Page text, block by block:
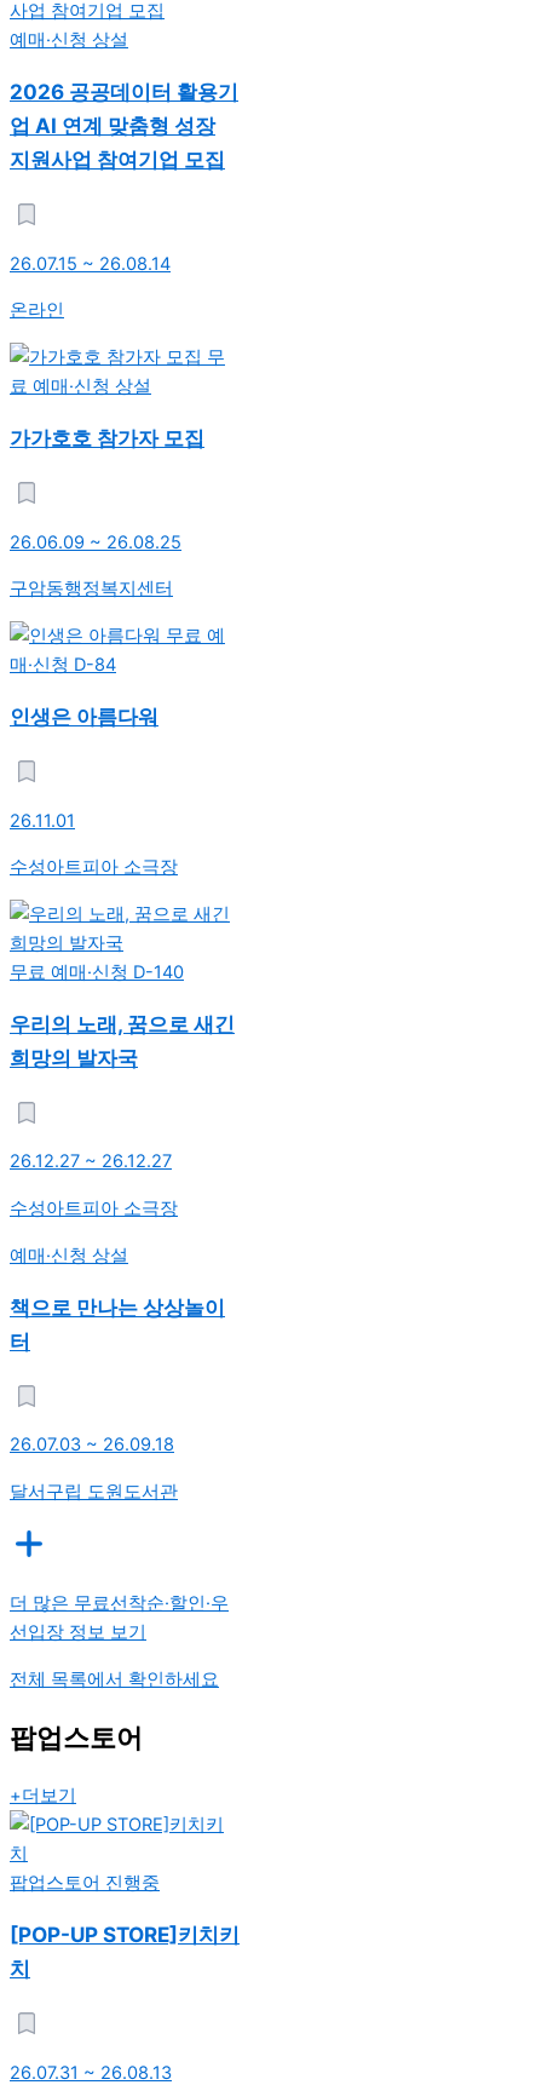
예매·신청 상설
2026 공공데이터 활용기
업 AI 연계 맞춤형 성장
지원사업 참여기업 모집
26.07.15 ~ 26.08.14
온라인
무
료 예매·신청 상설
가가호호 참가자 모집
26.06.09 ~ 26.08.25
구암동행정복지센터
무료 예
매·신청 D-84
인생은 아름다워
26.11.01
수성아트피아 소극장
무료 예매·신청 D-140
우리의 노래, 꿈으로 새긴
희망의 발자국
26.12.27 ~ 26.12.27
수성아트피아 소극장
예매·신청 상설
책으로 만나는 상상놀이
터
26.07.03 ~ 26.09.18
달서구립 도원도서관
더 많은 무료선착순·할인·우
선입장 정보 보기
전체 목록에서 확인하세요
팝업스토어
+더보기
팝업스토어 진행중
[POP-UP STORE]키치키
치
26.07.31 ~ 26.08.13